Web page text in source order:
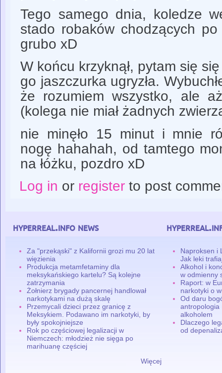
Tego samego dnia, koledze
stado robaków chodzących
grubo xD
W końcu krzyknął, pytam się
go jaszczurka ugryzła.
że rozumiem wszystko, ale
(kolega nie miał żadnych
nie minęło 15 minut i mnie
nogę hahahah, od tamtego
na łóżku, pozdro xD
Log in or registerto post
hyperreal.info news
Za "przekąski" z Kalifornii grozi mu 20 lat
więzienia
Produkcja metamfetaminy dla
meksykańskiego kartelu? Są kolejne
zatrzymania
Żołnierz brygady pancernej handlował
narkotykami na dużą skalę
Przemycali dzieci przez granicę z
Meksykiem. Podawano im narkotyki, by
były spokojniejsze
Rok po częściowej legalizacji w
Niemczech: młodzież nie sięga po
marihuanę częściej
Więcej
Naproksen i
Jak leki
Alkohol i
w odmienny
Raport: w
narkotyki o
Od daru
antropologia
alkoholem
Dlaczego
od